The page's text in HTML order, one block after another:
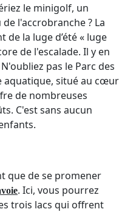
le minigolf, un
l'accrobranche ? La
la luge d’été « luge
de l'escalade. Il y en
pas le Parc des
aquatique, situé au cœur
de nombreuses
C'est sans aucun
que de se promener
. Ici, vous pourrez
trois lacs qui offrent